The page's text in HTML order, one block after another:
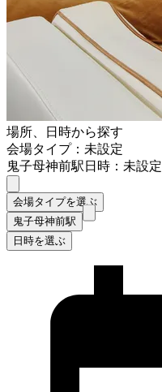
場所、日時から探す
会場タイプ：未設定
鬼子母神前駅日時：未設定
会場タイプを選ぶ
鬼子母神前駅
日時を選ぶ